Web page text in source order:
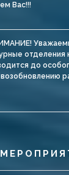
Вас!!!
отделения
до